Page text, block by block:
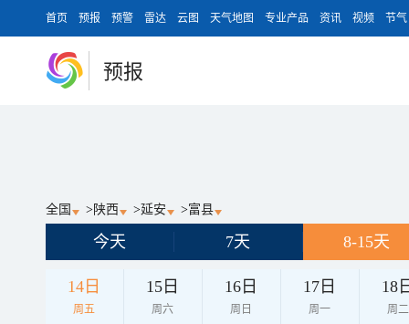
首页 预报 预警 雷达 云图 天气地图 专业产品 资讯 视频 节气
预报
全国 > 陕西 >延安 >富县
今天 7天 8-15天
14日
周五
15日
周六
16日
周日
17日
周一
18
周二